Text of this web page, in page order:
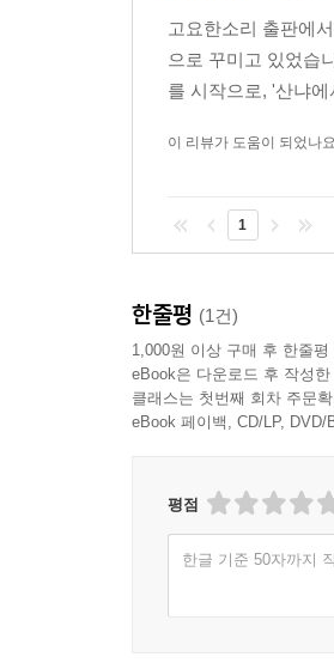
고요한소리 출판에
으로 꾸미고 있었습
를 시작으로, '산냐
이 리뷰가 도움이 되었나
1
한줄평 (1건)
1,000원 이상 구매 후 한줄평
eBook은 다운로드 후 작성
클래스는 첫번째 회차 주문
eBook 페이백, CD/LP,
평점
한글 기준 50자까지